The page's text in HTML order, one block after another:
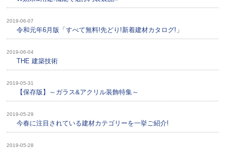
2019-06-07
令和元年6月版「すべて無料!先どり!新着建材カタログ!」
2019-06-04
THE 建築技術
2019-05-31
【保存版】～ガラス&アクリル装飾特集～
2019-05-29
今春に注目されている建材カテゴリーを一挙ご紹介!
2019-05-28